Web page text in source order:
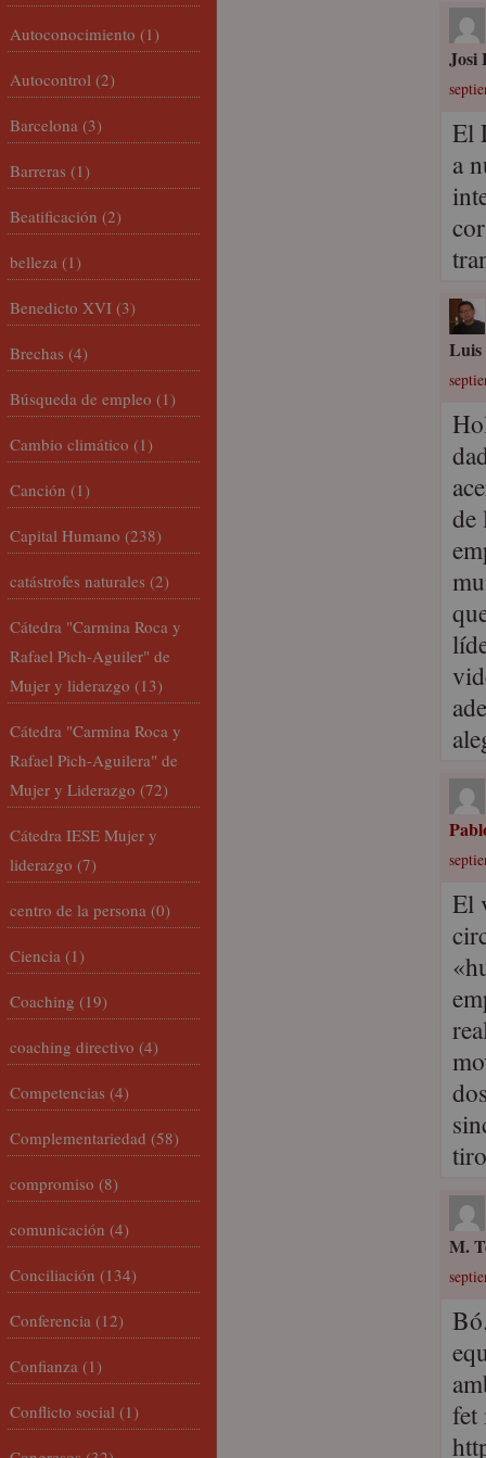
Josi
El
a
Luis
de
El
M.
fet
Autoconocimiento (1)
Autocontrol (2)
Barcelona (3)
Barreras (1)
Beatificación (2)
belleza (1)
Benedicto XVI (3)
Brechas (4)
Búsqueda de empleo (1)
Cambio climático (1)
Canción (1)
Capital Humano (238)
catástrofes naturales (2)
Cátedra "Carmina Roca y
Rafael Pich-Aguiler" de
Mujer y liderazgo (13)
Cátedra "Carmina Roca y
Rafael Pich-Aguilera" de
Mujer y Liderazgo (72)
Cátedra IESE Mujer y
liderazgo (7)
centro de la persona (0)
Ciencia (1)
Coaching (19)
coaching directivo (4)
Competencias (4)
Complementariedad (58)
compromiso (8)
comunicación (4)
Conciliación (134)
Conferencia (12)
Confianza (1)
Conflicto social (1)